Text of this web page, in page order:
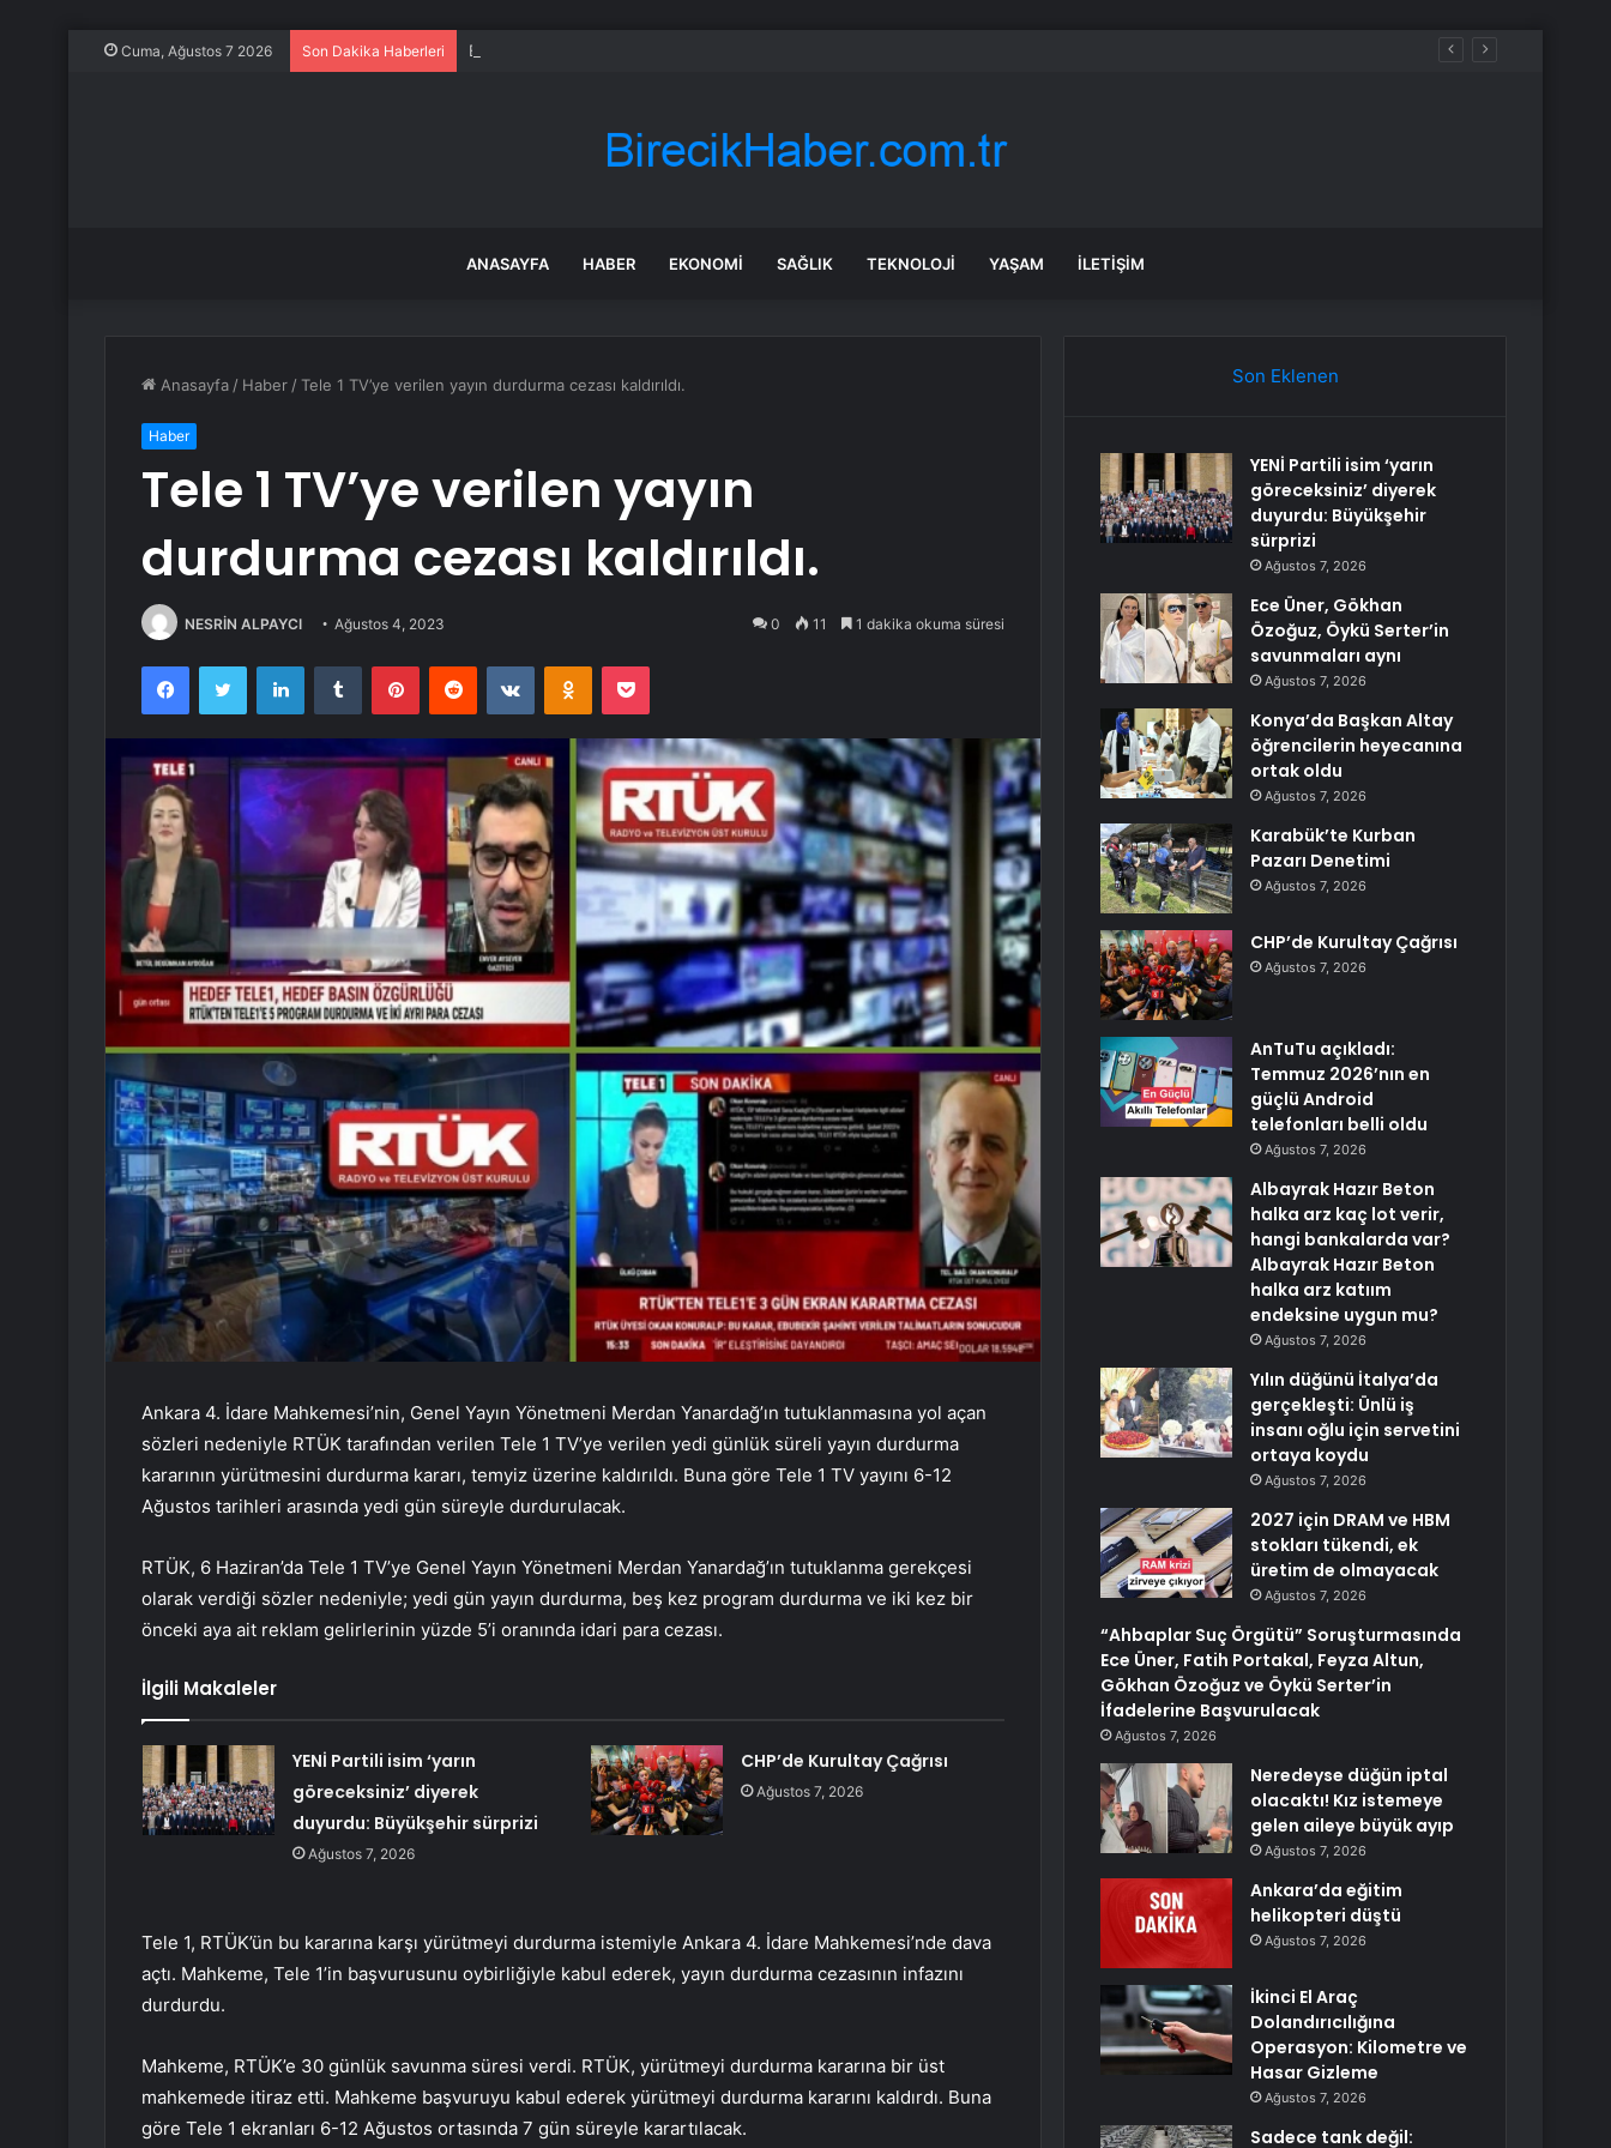
Cuma, Ağustos 7 2026 Son Dakika Haberleri Ece Üner, Gökhan Özoğuz, Öykü Serter’in savunmaları aynı
ANASAYFA HABER EKONOMI SAĞLIK TEKNOLOJI YAŞAM İLETIŞIM
Anasayfa / Haber /Tele 1 TV’ye verilen yayın durdurma cezası kaldırıldı.
Haber
Tele 1 TV’ye verilen yayın
durdurma cezası kaldırıldı.
NESRİN ALPAYCI Ağustos 4, 2023 0 11 1 dakika okuma süresi
FacebookTwitter LinkedInTumblr PinterestReddit VKontakteOdnoklassniki
Pocket
Ankara 4. İdare Mahkemesi’nin, Genel Yayın Yönetmeni Merdan Yanardağ’ın tutuklanmasına yol açan
sözleri nedeniyle RTÜK tarafından verilen Tele 1 TV’ye verilen yedi günlük süreli yayın durdurma
kararının yürütmesini durdurma kararı, temyiz üzerine kaldırıldı. Buna göre Tele 1 TV yayını 6-12
Ağustos tarihleri ​​arasında yedi gün süreyle durdurulacak.
RTÜK, 6 Haziran’da Tele 1 TV’ye Genel Yayın Yönetmeni Merdan Yanardağ’ın tutuklanma gerekçesi
olarak verdiği sözler nedeniyle; yedi gün yayın durdurma, beş kez program durdurma ve iki kez bir
önceki aya ait reklam gelirlerinin yüzde 5’i oranında idari para cezası.
İlgili Makaleler
YENİ Partili isim ‘yarın
göreceksiniz’ diyerek
duyurdu: Büyükşehir sürprizi
Ağustos 7, 2026
CHP’de Kurultay Çağrısı
Ağustos 7, 2026
Tele 1, RTÜK’ün bu kararına karşı yürütmeyi durdurma istemiyle Ankara 4. İdare Mahkemesi’nde dava
açtı. Mahkeme, Tele 1’in başvurusunu oybirliğiyle kabul ederek, yayın durdurma cezasının infazını
durdurdu.
Mahkeme, RTÜK’e 30 günlük savunma süresi verdi. RTÜK, yürütmeyi durdurma kararına bir üst
mahkemede itiraz etti. Mahkeme başvuruyu kabul ederek yürütmeyi durdurma kararını kaldırdı. Buna
göre Tele 1 ekranları 6-12 Ağustos ortasında 7 gün süreyle karartılacak.
Son Eklenen
YENİ Partili isim ‘yarın
göreceksiniz’ diyerek
duyurdu: Büyükşehir
sürprizi
Ağustos 7, 2026
Ece Üner, Gökhan
Özoğuz, Öykü Serter’in
savunmaları aynı
Ağustos 7, 2026
Konya’da Başkan Altay
öğrencilerin heyecanına
ortak oldu
Ağustos 7, 2026
Karabük’te Kurban
Pazarı Denetimi
Ağustos 7, 2026
CHP’de Kurultay Çağrısı
Ağustos 7, 2026
AnTuTu açıkladı:
Temmuz 2026’nın en
güçlü Android
telefonları belli oldu
Ağustos 7, 2026
Albayrak Hazır Beton
halka arz kaç lot verir,
hangi bankalarda var?
Albayrak Hazır Beton
halka arz katıım
endeksine uygun mu?
Ağustos 7, 2026
Yılın düğünü İtalya’da
gerçekleşti: Ünlü iş
insanı oğlu için servetini
ortaya koydu
Ağustos 7, 2026
2027 için DRAM ve HBM
stokları tükendi, ek
üretim de olmayacak
Ağustos 7, 2026
“Ahbaplar Suç Örgütü” Soruşturmasında
Ece Üner, Fatih Portakal, Feyza Altun,
Gökhan Özoğuz ve Öykü Serter’in
İfadelerine Başvurulacak
Ağustos 7, 2026
Neredeyse düğün iptal
olacaktı! Kız istemeye
gelen aileye büyük ayıp
Ağustos 7, 2026
Ankara’da eğitim
helikopteri düştü
Ağustos 7, 2026
İkinci El Araç
Dolandırıcılığına
Operasyon: Kilometre ve
Hasar Gizleme
Ağustos 7, 2026
Sadece tank değil: